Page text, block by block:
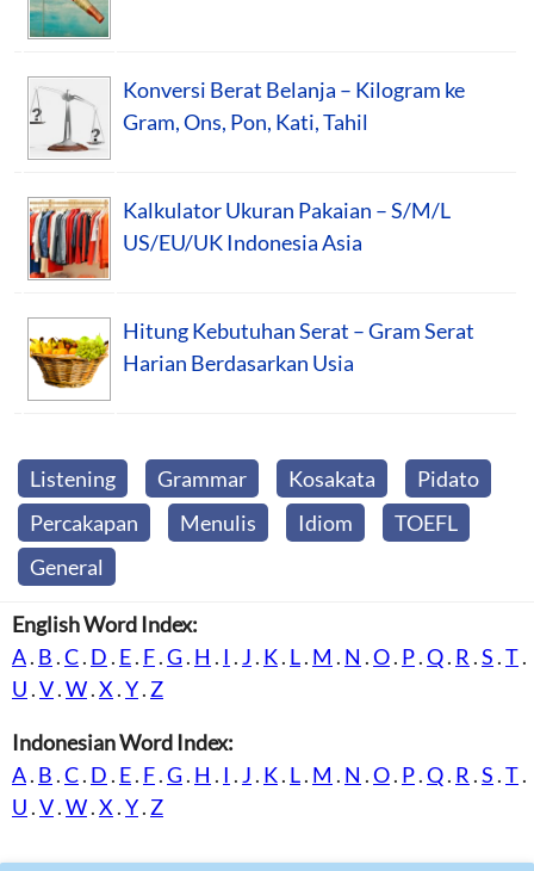
Konversi Berat Belanja – Kilogram ke
Gram, Ons, Pon, Kati, Tahil
Kalkulator Ukuran Pakaian – S/M/L
US/EU/UK Indonesia Asia
Hitung Kebutuhan Serat – Gram Serat
Harian Berdasarkan Usia
Listening Grammar Kosakata
Pidato
Percakapan
Menulis Idiom
TOEFL
General
English Word Index:
A. B .C. D . E. F.G. H . I . J . K. L. M . N .O. P.Q. R .S .T.
U .V.W.X .Y. Z
Indonesian Word Index:
A. B .C. D . E. F.G. H . I . J . K. L. M . N .O. P.Q. R .S .T.
U .V.W.X .Y. Z